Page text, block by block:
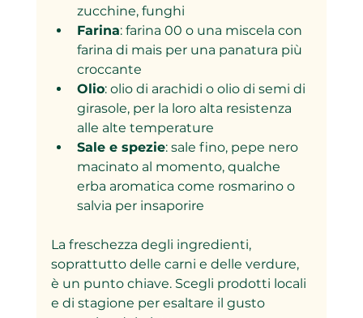
zucchine, funghi
Farina: farina 00 o una miscela con
farina di mais per una panatura più
croccante
Olio: olio di arachidi o olio di semi di
girasole, per la loro alta resistenza
alle alte temperature
Sale e spezie: sale fino, pepe nero
macinato al momento, qualche
erba aromatica come rosmarino o
salvia per insaporire
La freschezza degli ingredienti,
soprattutto delle carni e delle verdure,
è un punto chiave. Scegli prodotti locali
e di stagione per esaltare il gusto